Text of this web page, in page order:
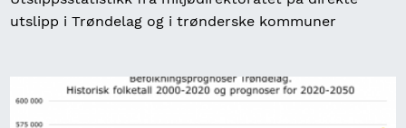
utslipp i Trøndelag og i trønderske kommuner